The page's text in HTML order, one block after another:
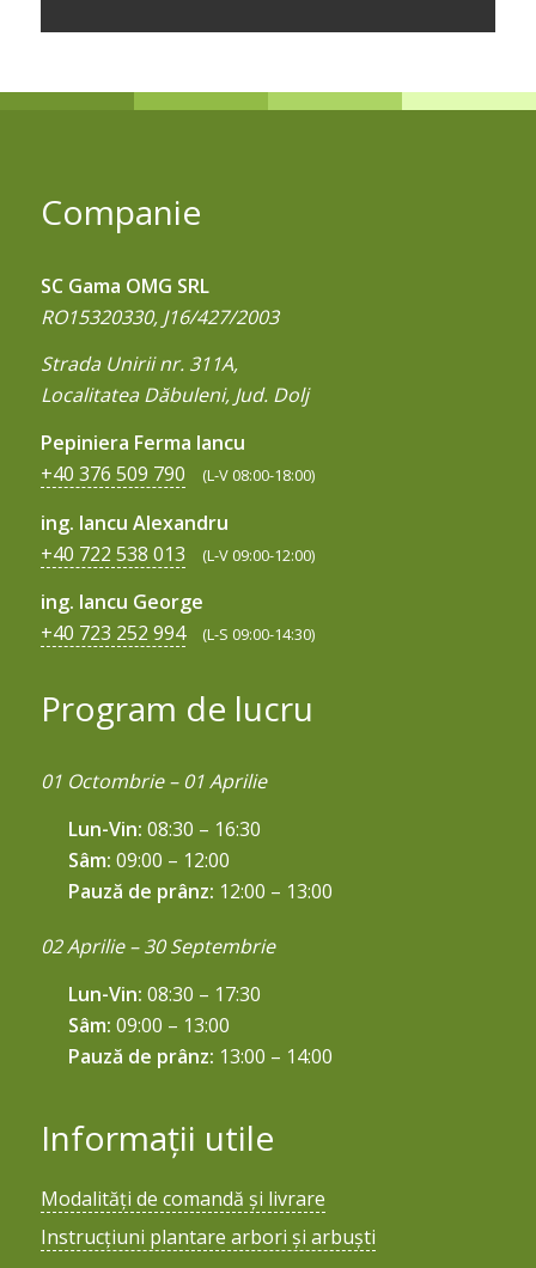
Companie
SC Gama OMG SRL
RO15320330, J16/427/2003
Strada Unirii nr. 311A,
Localitatea Dăbuleni, Jud. Dolj
Pepiniera Ferma Iancu
+40 376 509 790
(L-V 08:00-18:00)
ing. Iancu Alexandru
+40 722 538 013
(L-V 09:00-12:00)
ing. Iancu George
+40 723 252 994
(L-S 09:00-14:30)
Program de lucru
01 Octombrie – 01 Aprilie
Lun-Vin: 08:30 – 16:30
Sâm: 09:00 – 12:00
Pauză de prânz: 12:00 – 13:00
02 Aprilie – 30 Septembrie
Lun-Vin: 08:30 – 17:30
Sâm: 09:00 – 13:00
Pauză de prânz: 13:00 – 14:00
Informații utile
Modalități de comandă și livrare
Instrucțiuni plantare arbori și arbuști